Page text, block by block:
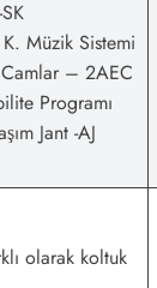
Müzik Sistemi
– 2AEC
Programı
Jant -AJ
olarak koltuk